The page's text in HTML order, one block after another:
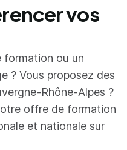
vos
formation ou un
? Vous proposez des
Rhône-Alpes ?
offre de formation
et nationale sur